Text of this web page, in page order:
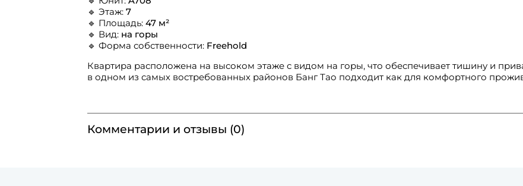
🔹 Этаж: 7
🔹 Площадь: 47 м²
🔹 Вид: на горы
🔹 Форма собственности: Freehold
Квартира расположена на высоком этаже с видом на горы, что обеспечивает тишину и
в одном из самых востребованных районов Банг Тао подходит как для комфортного
Комментарии и отзывы (0)